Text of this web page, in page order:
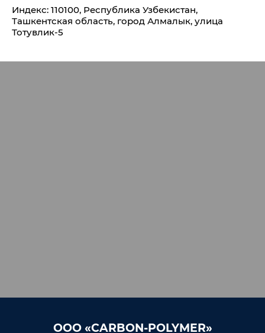
Индекс: 110100, Республика Узбекистан,
Ташкентская область, город Алмалык, улица
Тотувлик-5
ООО «CARBON-POLYMER»